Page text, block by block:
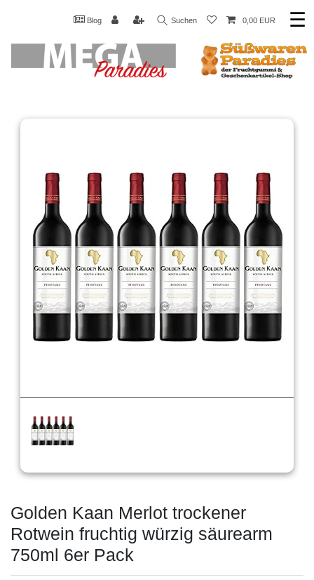
Blog Suchen 0,00 EUR ☰
Golden Kaan Merlot trockener
Rotwein fruchtig würzig säurearm
750ml 6er Pack